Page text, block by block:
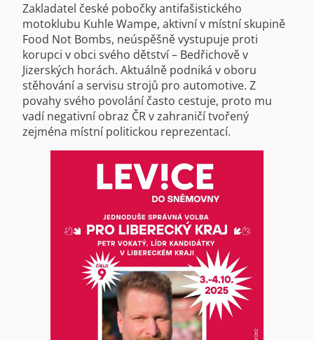
Zakladatel české pobočky antifašistického
motoklubu Kuhle Wampe, aktivní v místní skupině
Food Not Bombs, neúspěšně vystupuje proti
korupci v obci svého dětství – Bedřichově v
Jizerských horách. Aktuálně podniká v oboru
stěhování a servisu strojů pro automotive. Z
povahy svého povolání často cestuje, proto mu
vadí negativní obraz ČR v zahraničí tvořený
zejména místní politickou reprezentací.